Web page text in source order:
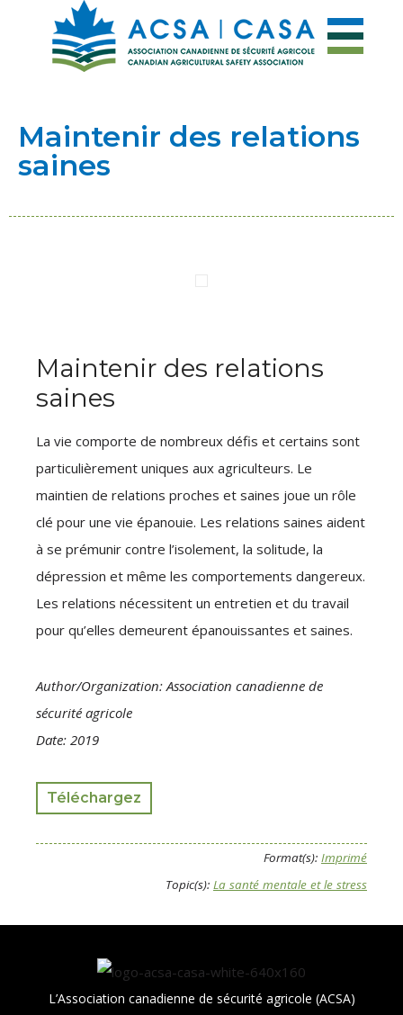
Maintenir des relations
saines
Maintenir des relations
saines
La vie comporte de nombreux défis et certains sont
particulièrement uniques aux agriculteurs. Le
maintien de relations proches et saines joue un rôle
clé pour une vie épanouie. Les relations saines aident
à se prémunir contre l’isolement, la solitude, la
dépression et même les comportements dangereux.
Les relations nécessitent un entretien et du travail
pour qu’elles demeurent épanouissantes et saines.
Author/Organization: Association canadienne de
sécurité agricole
Date: 2019
Téléchargez
Format(s): Imprimé
Topic(s): La santé mentale et le stress
L’Association canadienne de sécurité agricole (ACSA)